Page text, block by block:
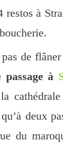
restos à
de
passage à
deux
du